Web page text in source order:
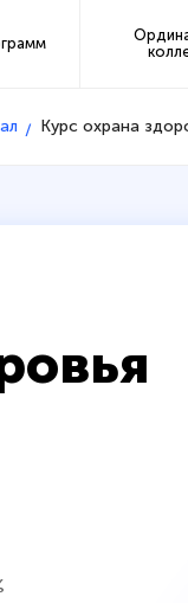
Курс охрана